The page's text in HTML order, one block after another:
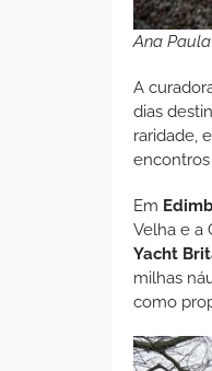
Ana
A
dias
raridade,
Em
Velha e a
Yacht
milhas
como